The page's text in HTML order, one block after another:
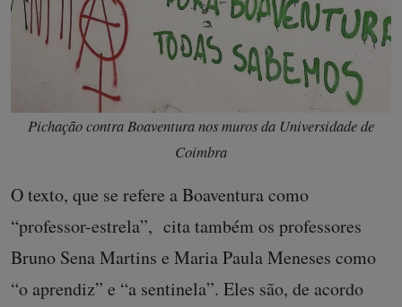
Pichação contra Boaventura nos muros da Universidade de
Coimbra
O texto, que se refere a Boaventura como
“professor-estrela”, cita também os professores
Bruno Sena Martins e Maria Paula Meneses como
“o aprendiz” e “a sentinela”. Eles são, de acordo